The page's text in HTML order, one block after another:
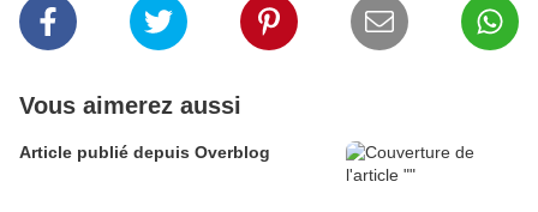
Vous aimerez aussi
Article publié depuis Overblog